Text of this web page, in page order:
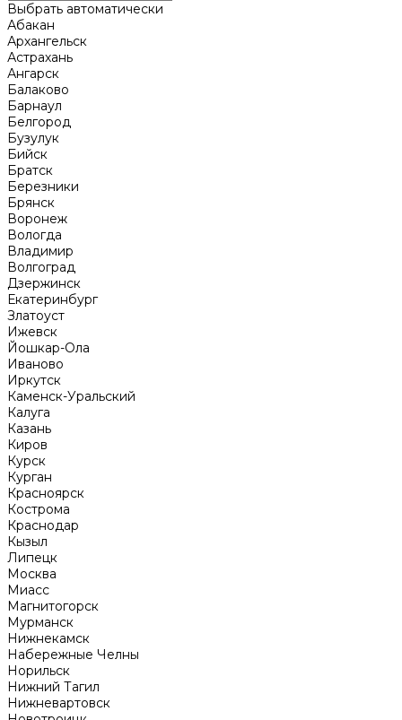
Выбрать автоматически
Абакан
Архангельск
Астрахань
Ангарск
Балаково
Барнаул
Белгород
Бузулук
Бийск
Братск
Березники
Брянск
Воронеж
Вологда
Владимир
Волгоград
Дзержинск
Екатеринбург
Златоуст
Ижевск
Йошкар-Ола
Иваново
Иркутск
Каменск-Уральский
Калуга
Казань
Киров
Курск
Курган
Красноярск
Кострома
Краснодар
Кызыл
Липецк
Москва
Миасс
Магнитогорск
Мурманск
Нижнекамск
Набережные Челны
Норильск
Нижний Тагил
Нижневартовск